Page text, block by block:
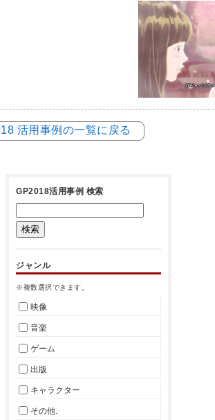
活用事例の一覧に戻る
GP2018活用事例 検索
ジャンル
※複数選択できます。
映像
音楽
ゲーム
出版
キャラクター
その他.